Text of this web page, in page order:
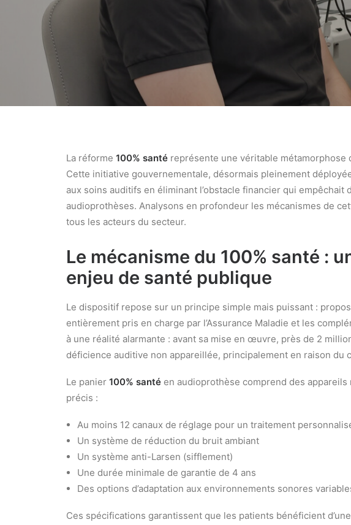
La réforme 100% santé représente une véritable métamorphose
Cette initiative gouvernementale, désormais pleinement
aux soins auditifs en éliminant l’obstacle financier qui empêchait
audioprothèses. Analysons en profondeur les mécanismes de
tous les acteurs du secteur.
Le mécanisme du 100% santé :
enjeu de santé publique
Le dispositif repose sur un principe simple mais puissant :
entièrement pris en charge par l’Assurance Maladie et les
à une réalité alarmante : avant sa mise en œuvre, près de 2
déficience auditive non appareillée, principalement en raison du
Le panier 100% santé en audioprothèse comprend des
précis :
Au moins 12 canaux de réglage pour un traitement
Un système de réduction du bruit ambiant
Un système anti-Larsen (sifflement)
Une durée minimale de garantie de 4 ans
Des options d’adaptation aux environnements sonores
Ces spécifications garantissent que les patients bénéficient